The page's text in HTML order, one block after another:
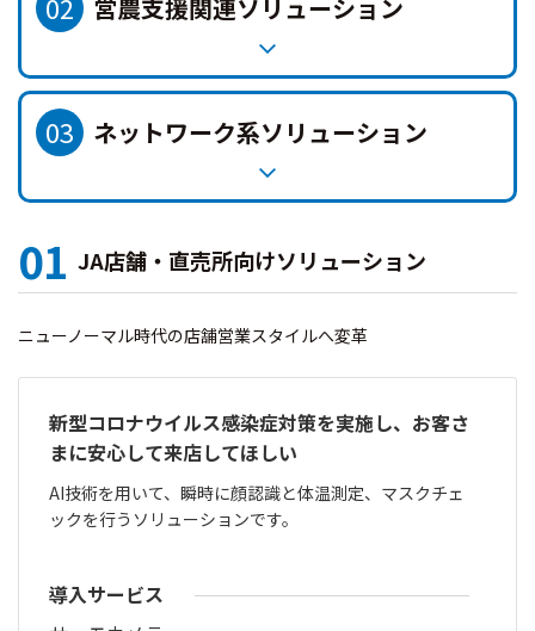
営農支援関連ソリューション
03 ネットワーク系ソリューション
01 JA店舗・直売所向けソリューション
ニューノーマル時代の店舗営業スタイルへ変革
新型コロナウイルス感染症対策を実施し、お客さ
まに安心して来店してほしい
AI技術を用いて、瞬時に顔認識と体温測定、マスクチェ
ックを行うソリューションです。
導入サービス